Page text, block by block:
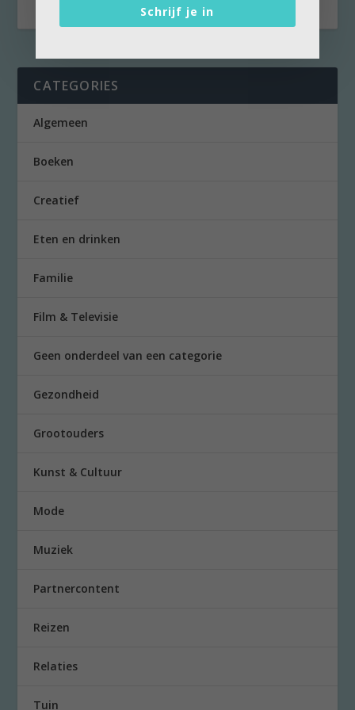
CATEGORIES
Algemeen
Boeken
Creatief
Eten en drinken
Familie
Film & Televisie
Geen onderdeel van een categorie
Gezondheid
Grootouders
Kunst & Cultuur
Mode
Muziek
Partnercontent
Reizen
Relaties
Tuin
Schrijf je in